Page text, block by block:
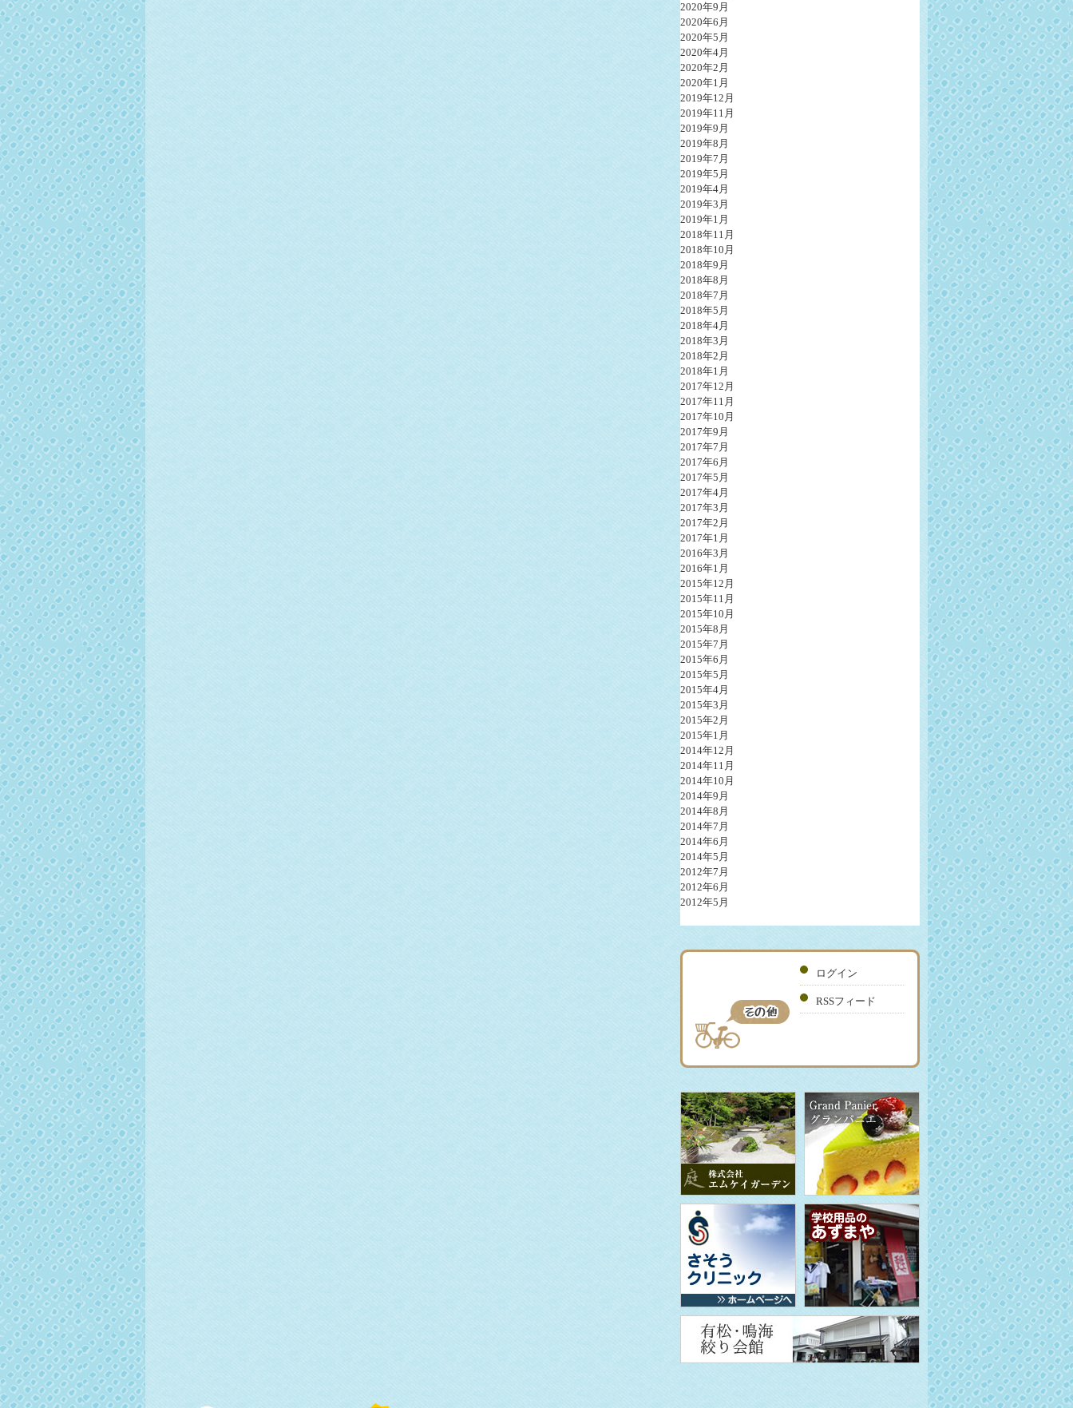
2020年9月
2020年6月
2020年5月
2020年4月
2020年2月
2020年1月
2019年12月
2019年11月
2019年9月
2019年8月
2019年7月
2019年5月
2019年4月
2019年3月
2019年1月
2018年11月
2018年10月
2018年9月
2018年8月
2018年7月
2018年5月
2018年4月
2018年3月
2018年2月
2018年1月
2017年12月
2017年11月
2017年10月
2017年9月
2017年7月
2017年6月
2017年5月
2017年4月
2017年3月
2017年2月
2017年1月
2016年3月
2016年1月
2015年12月
2015年11月
2015年10月
2015年8月
2015年7月
2015年6月
2015年5月
2015年4月
2015年3月
2015年2月
2015年1月
2014年12月
2014年11月
2014年10月
2014年9月
2014年8月
2014年7月
2014年6月
2014年5月
2012年7月
2012年6月
2012年5月
ログイン
RSSフィード